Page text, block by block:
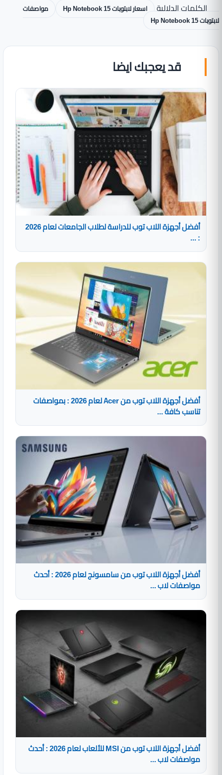
الكلمات الدلالية اسعار لابتوبات Hp Notebook 15
مواصفات
لابتوبات Hp Notebook 15
قد يعجبك ايضا
أفضل أجهزة اللاب توب للدراسة لطلاب الجامعات لعام 2026
: ...
أفضل أجهزة اللاب توب من Acer لعام 2026 : بمواصفات
تناسب كافة ...
أفضل أجهزة اللاب توب من سامسونج لعام 2026 : أحدث
مواصفات لاب ...
أفضل أجهزة اللاب توب من MSI للألعاب لعام 2026 : أحدث
مواصفات لاب ...